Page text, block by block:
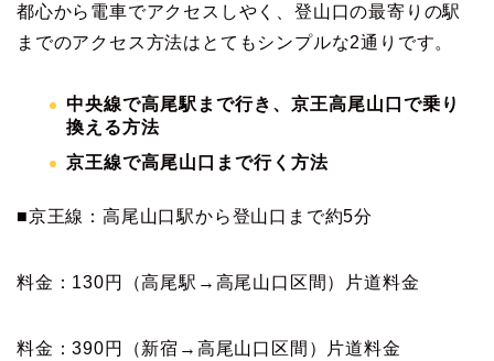
都心から電車でアクセスしやく、登山口の最寄りの駅
までのアクセス方法はとてもシンプルな2通りです。
中央線で高尾駅まで行き、京王高尾山口で乗り
換える方法
京王線で高尾山口まで行く方法
■京王線：高尾山口駅から登山口まで約5分
料金：130円（高尾駅→高尾山口区間）片道料金
料金：390円（新宿→高尾山口区間）片道料金